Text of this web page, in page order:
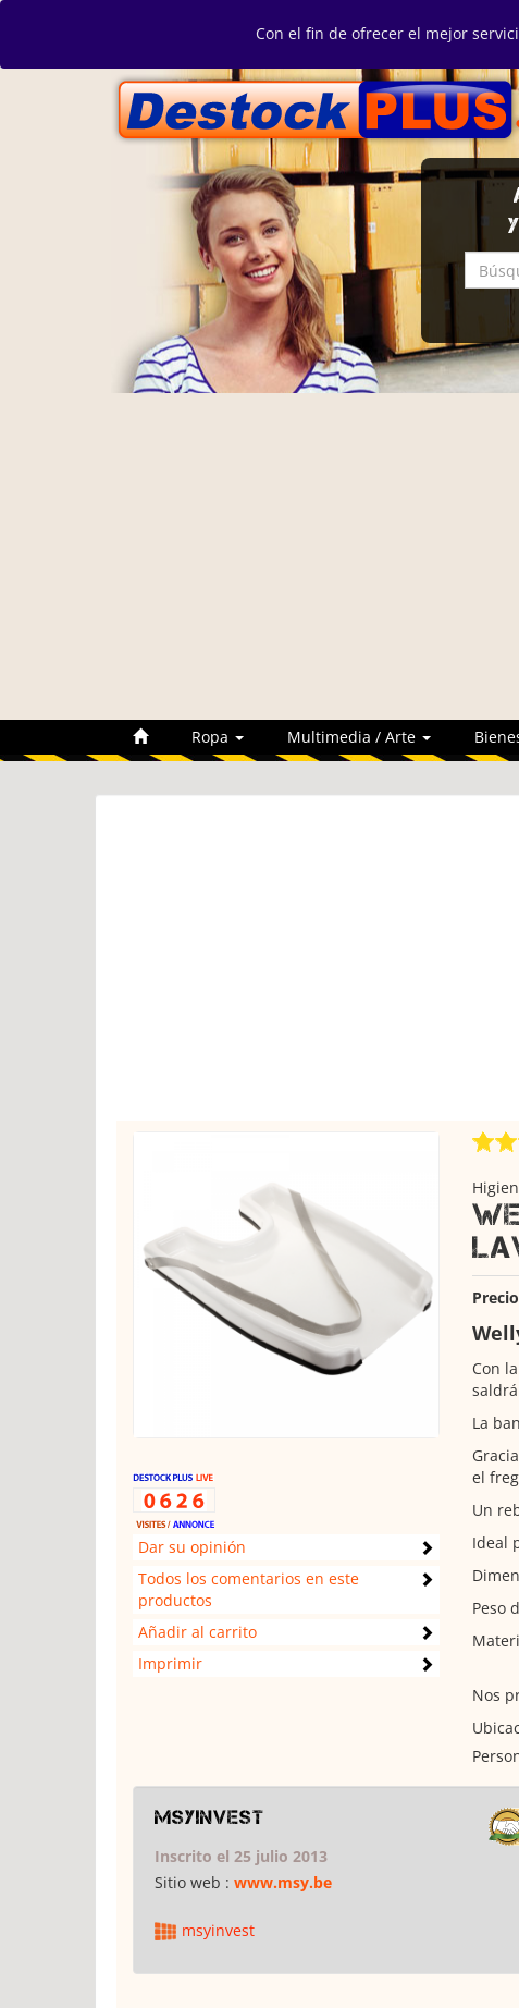
Con el fin de ofrecer el mejor
Ropa Multimedia / Arte
Dar su opinión
Todos los comentarios en este
productos
Añadir al carrito
Imprimir
Con
La
el
Un
Ideal
Peso
Nos
msyinvest
Inscrito el 25 julio 2013
Sitio web : www.msy.be
msyinvest